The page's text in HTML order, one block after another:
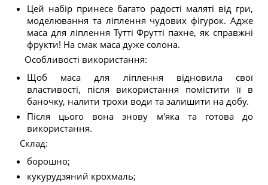
Цей набір принесе багато радості маляті від гри,
моделювання та ліплення чудових фігурок. Адже
маса для ліплення Тутті Фрутті пахне, як справжні
фрукти! На смак маса дуже солона.
Особливості використання:
Щоб маса для ліплення відновила свої
властивості, після використання помістити її в
баночку, налити трохи води та залишити на добу.
Після цього вона знову м'яка та готова до
використання.
Склад:
борошно;
кукурудзяний крохмаль;